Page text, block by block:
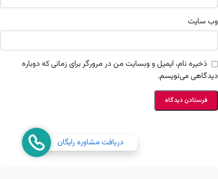
وب‌ سایت
ذخیره نام، ایمیل و وبسایت من در مرورگر برای زمانی که دوباره
دیدگاهی می‌نویسم.
دریافت مشاوره رایگان